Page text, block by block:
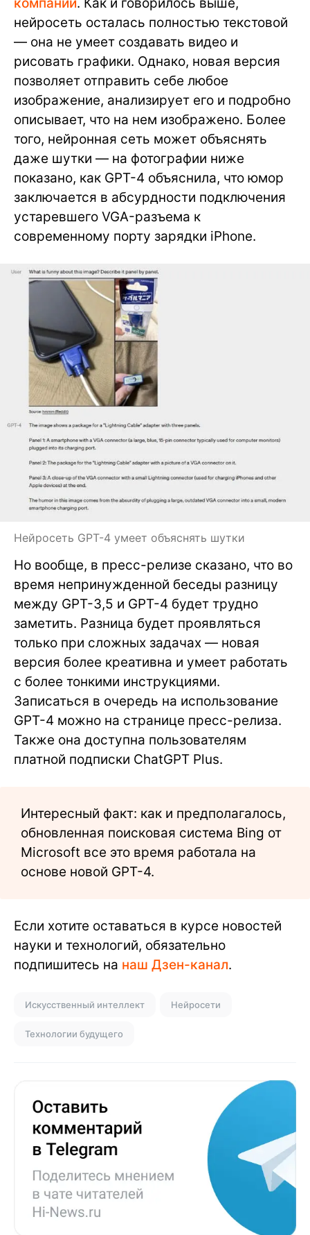
нейросеть осталась полностью текстовой
— она не умеет создавать видео и
рисовать графики. Однако, новая версия
позволяет отправить себе любое
изображение, анализирует его и подробно
описывает, что на нем изображено. Более
того, нейронная сеть может объяснять
даже шутки — на фотографии ниже
показано, как GPT-4 объяснила, что юмор
заключается в абсурдности подключения
устаревшего VGA-разъема к
современному порту зарядки iPhone.
Нейросеть GPT-4 умеет объяснять шутки
Но вообще, в пресс-релизе сказано, что во
время непринужденной беседы разницу
между GPT-3,5 и GPT-4 будет трудно
заметить. Разница будет проявляться
только при сложных задачах — новая
версия более креативна и умеет работать
с более тонкими инструкциями.
Записаться в очередь на использование
GPT-4 можно на странице пресс-релиза.
Также она доступна пользователям
платной подписки ChatGPT Plus.
Интересный факт: как и предполагалось,
обновленная поисковая система Bing от
Microsoft все это время работала на
основе новой GPT-4.
Если хотите оставаться в курсе новостей
науки и технологий, обязательно
подпишитесь на наш Дзен-канал.
Искусственный интеллект Нейросети
Технологии будущего